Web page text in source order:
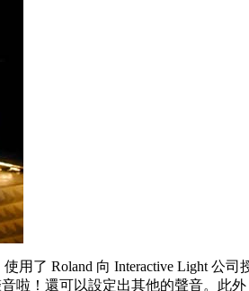
用了 Roland 向 Interactive Light
！還可以設定出其他的聲音。此